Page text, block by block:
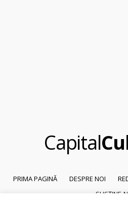
Capital
PRIMA PAGINĂ DESPRE NOI
SUSȚINE-